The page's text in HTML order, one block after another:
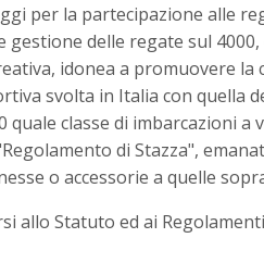
per la partecipazione alle
gestione delle regate sul
idonea a promuovere la
svolta in Italia con quella
quale classe di imbarcazioni
di Stazza",
o accessorie a quelle
allo Statuto ed ai